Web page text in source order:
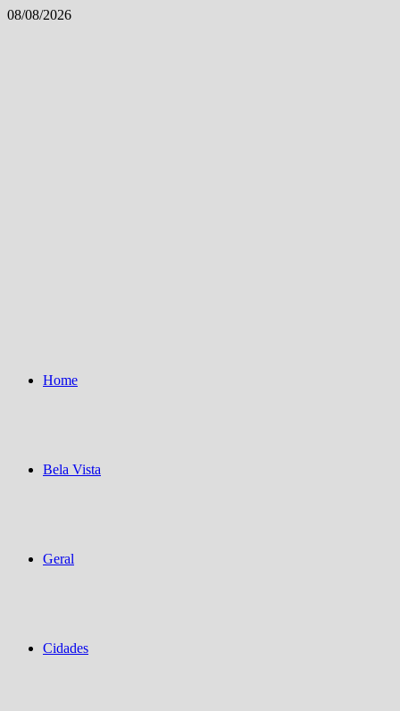
Skip
08/08/2026
Home
Bela Vista
Geral
Cidades